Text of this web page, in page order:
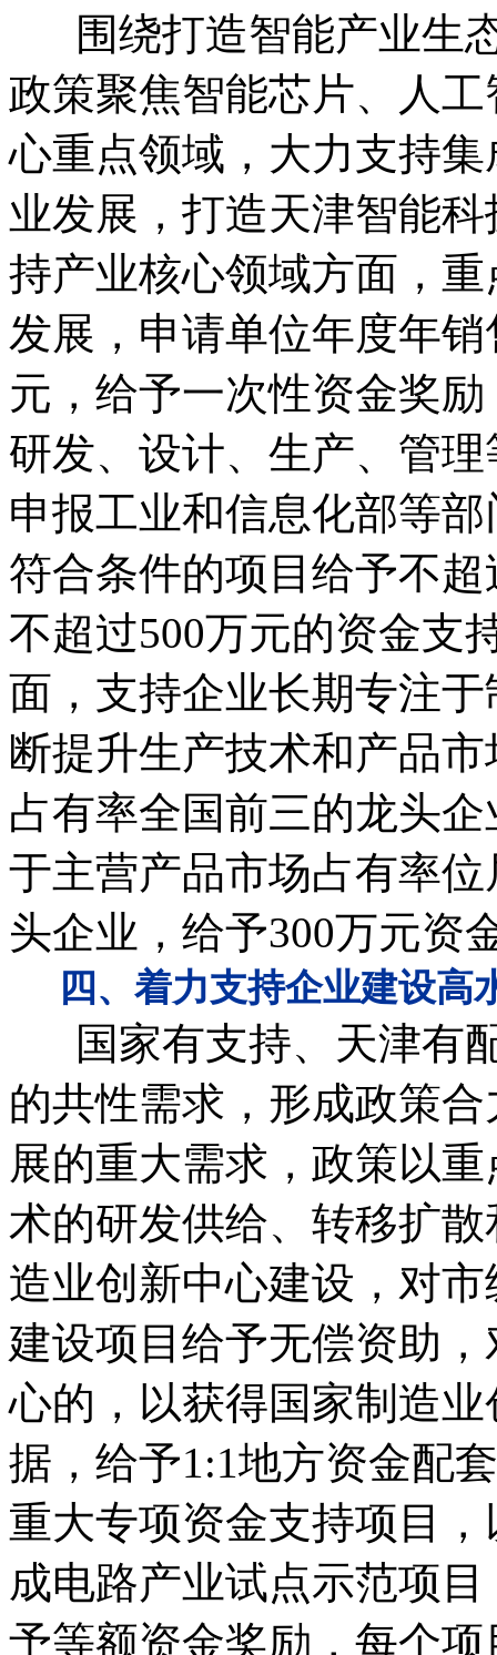
围绕打造智能产业生
政策聚焦智能芯片、人
心重点领域，大力支持
业发展，打造天津智能
持产业核心领域方面，
发展，申请单位年度年
元，给予一次性资金奖
研发、设计、生产、管
申报工业和信息化部等
符合条件的项目给予不
不超过500万元的资金支
面，支持企业长期专注
断提升生产技术和产品
占有率全国前三的龙头
于主营产品市场占有率
头企业，给予300万元资
四、着力支持企业建设高
国家有支持、天津有
的共性需求，形成政策
展的重大需求，政策以
术的研发供给、转移扩
造业创新中心建设，对
建设项目给予无偿资助
心的，以获得国家制造
据，给予1:1地方资金配
重大专项资金支持项目
成电路产业试点示范项
予等额资金奖励，每个